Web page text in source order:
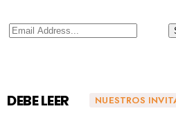
NUESTROS
DEBE LEER